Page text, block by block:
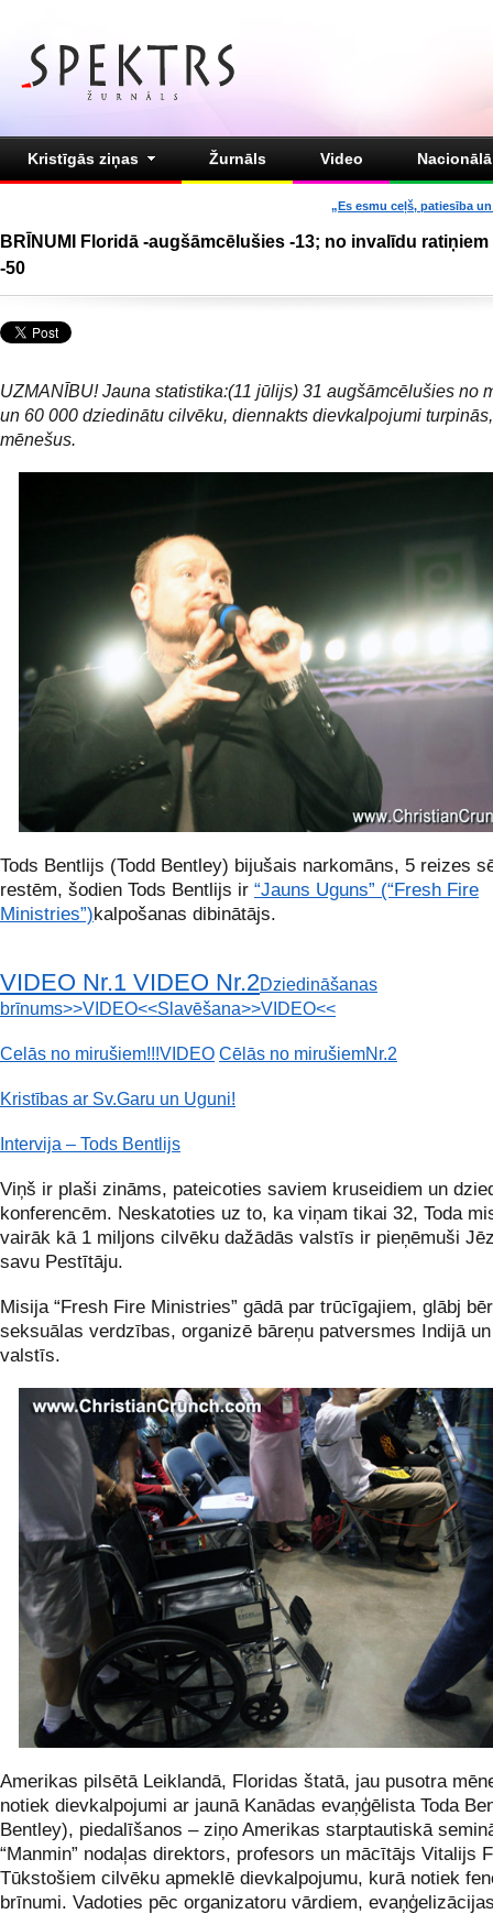
Kristīgās ziņas Žurnāls Video
„Es esmu ceļš, patiesība
BRĪNUMI Floridā -augšāmcēlušies -13; no invalīdu
-50
UZMANĪBU! Jauna statistika:(11 jūlijs) 31 augšāmcēlušies no
un 60 000 dziedinātu cilvēku, diennakts dievkalpojumi
mēnešus.
Tods Bentlijs (Todd Bentley) bijušais narkomāns, 5 reizes
restēm, šodien Tods Bentlijs ir “Jauns Uguns” (“Fresh Fire
Ministries”)kalpošanas dibinātājs.
VIDEO Nr.1 VIDEO Nr.2Dziedināšanas
brīnums>>VIDEO<<Slavēšana>>VIDEO<<
Celās no mirušiem!!!VIDEO Cēlās no mirušiemNr.2
Kristības ar Sv.Garu un Uguni!
Intervija – Tods Bentlijs
Viņš ir plaši zināms, pateicoties saviem kruseidiem un
konferencēm. Neskatoties uz to, ka viņam tikai 32, Toda
vairāk kā 1 miljons cilvēku dažādās valstīs ir pieņēmuši
savu Pestītāju.
Misija “Fresh Fire Ministries” gādā par trūcīgajiem, glābj
seksuālas verdzības, organizē bāreņu patversmes Indijā
valstīs.
Amerikas pilsētā Leiklandā, Floridas štatā, jau pusotra
notiek dievkalpojumi ar jaunā Kanādas evaņģēlista Toda
Bentley), piedalīšanos – ziņo Amerikas starptautiskā
“Manmin” nodaļas direktors, profesors un mācītājs Vitalijs
Tūkstošiem cilvēku apmeklē dievkalpojumu, kurā notiek
brīnumi. Vadoties pēc organizatoru vārdiem,